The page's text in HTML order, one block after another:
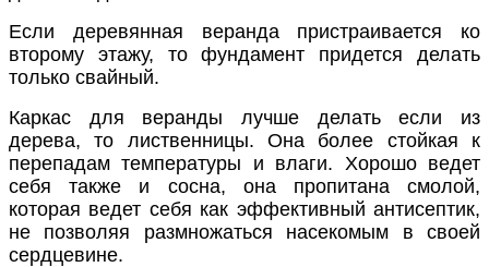
Если деревянная верандапристраивается ко
второму этажу, то фундамент придется делать
только свайный.
Каркас для веранды лучше делать если из
дерева, то лиственницы. Она более стойкая к
перепадам температуры и влаги. Хорошо ведет
себя также и сосна, она пропитана смолой,
которая ведет себя как эффективный антисептик,
не позволяя размножаться насекомым в своей
сердцевине.